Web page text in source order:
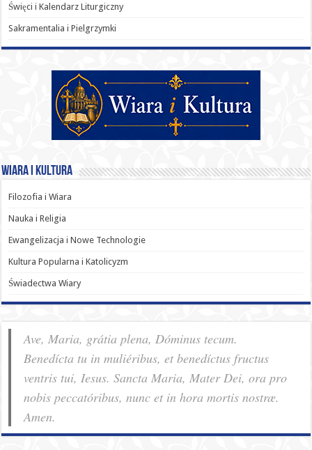
Święci i Kalendarz Liturgiczny
Sakramentalia i Pielgrzymki
Wiara i Kultura
Filozofia i Wiara
Nauka i Religia
Ewangelizacja i Nowe Technologie
Kultura Popularna i Katolicyzm
Świadectwa Wiary
Ave, Maria, grátia plena, Dóminus tecum.
Benedícta tu in muliéribus, et benedíctus fructus
ventris tui, Iesus. Sancta Maria, Mater Dei, ora pro
nobis pec­ca­tóribus, nunc et in hora mortis nostræ.
Amen.